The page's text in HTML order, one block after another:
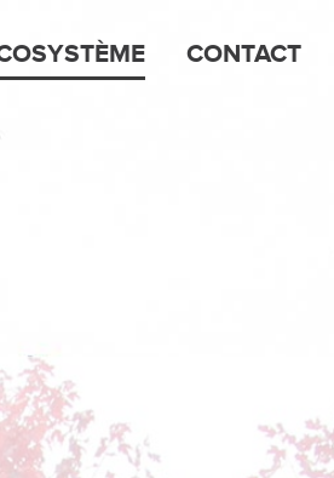
CONTACT